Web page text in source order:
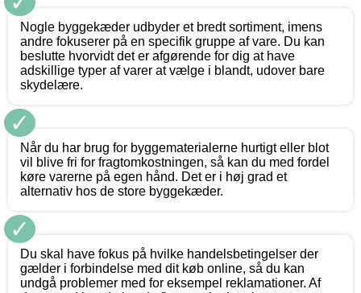
Nogle byggekæder udbyder et bredt sortiment, imens
andre fokuserer på en specifik gruppe af vare. Du kan
beslutte hvorvidt det er afgørende for dig at have
adskillige typer af varer at vælge i blandt, udover bare
skydelære.
✓
Når du har brug for byggematerialerne hurtigt eller blot
vil blive fri for fragtomkostningen, så kan du med fordel
køre varerne på egen hånd. Det er i høj grad et
alternativ hos de store byggekæder.
✓
Du skal have fokus på hvilke handelsbetingelser der
gælder i forbindelse med dit køb online, så du kan
undgå problemer med for eksempel reklamationer. Af